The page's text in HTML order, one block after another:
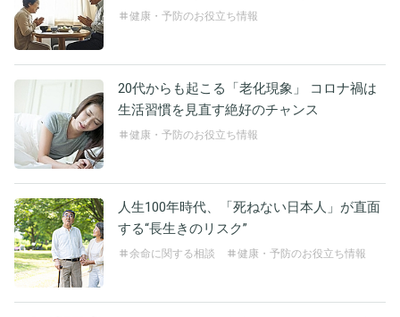
健康・予防のお役立ち情報
20代からも起こる「老化現象」 コロナ禍は
生活習慣を見直す絶好のチャンス
健康・予防のお役立ち情報
人生100年時代、「死ねない日本人」が直面
する“長生きのリスク”
余命に関する相談 健康・予防のお役立ち情報